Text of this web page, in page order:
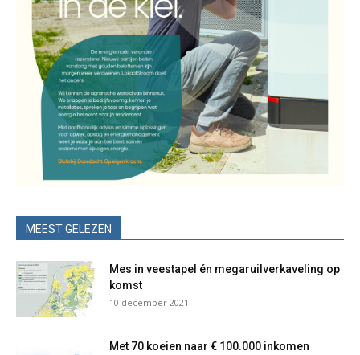
MEEST GELEZEN
Mes in veestapel én megaruilverkaveling op
komst
10 december 2021
Met 70 koeien naar € 100.000 inkomen